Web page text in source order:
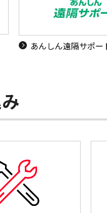
あんしん遠隔サポー